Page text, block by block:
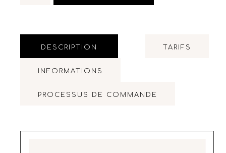
DESCRIPTION TARIFS
INFORMATIONS
PROCESSUS DE COMMANDE